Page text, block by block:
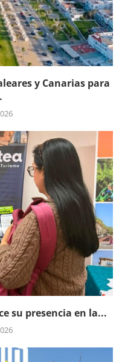
y Canarias para
su presencia en la...